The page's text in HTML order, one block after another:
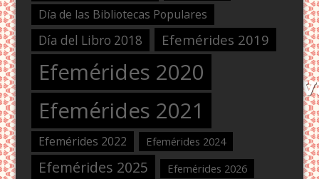
Día de las Bibliotecas Populares
Día del Libro 2018 Efemérides 2019
Efemérides 2020
Efemérides 2021
Efemérides 2022 Efemérides 2024
Efemérides 2025 Efemérides 2026